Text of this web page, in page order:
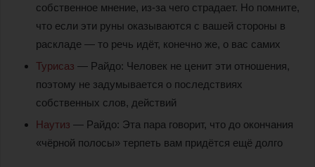
собственное мнение, из-за чего страдает. Но помните,
что если эти руны оказываются с вашей стороны в
раскладе — то речь идёт, конечно же, о вас самих
Турисаз — Райдо: Человек не ценит эти отношения,
поэтому не задумывается о последствиях
собственных слов, действий
Наутиз — Райдо: Эта пара говорит, что до окончания
«чёрной полосы» терпеть вам придётся ещё долго